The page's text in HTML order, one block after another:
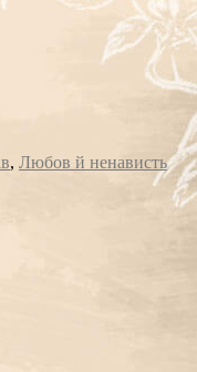
, Любов й ненависть